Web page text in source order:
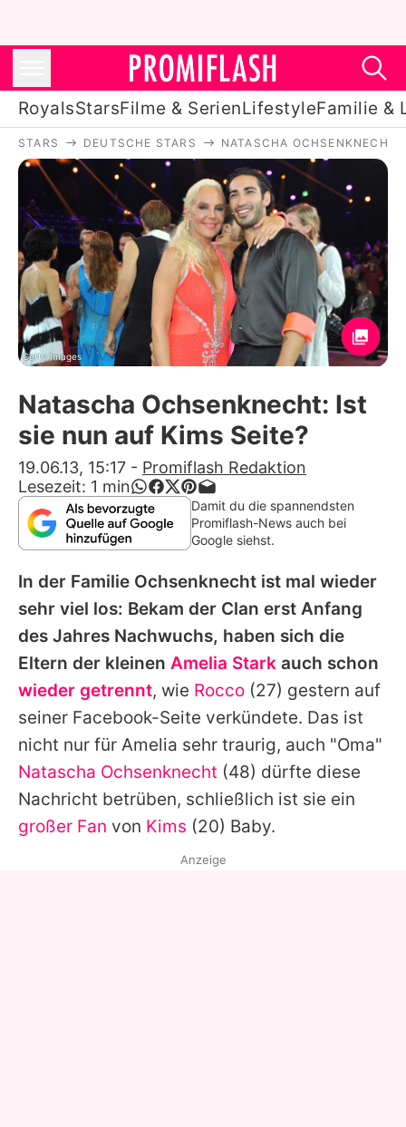
RoyalsStarsFilme & SerienLifestyleFamilie &
Royals
Stars
Filme & Serien
Lifestyle
Familie & Liebe
Promiflash Exklusiv
Alle Themen auf Promiflash
App runterladen
Team
Redaktionelle Richtlinien
Impressum
Datenschutzerklärung
Nutzungsbedingungen
Utiq verwalten
STARS DEUTSCHE STARS NATASCHA OCHSENKNECHT
Getty Images
Natascha Ochsenknecht: Ist
sie nun auf Kims Seite?
19.06.13, 15:17 - Promiflash Redaktion
Lesezeit: 1 min
Damit du die spannendsten
Promiflash-News auch bei
Google siehst.
In der Familie Ochsenknecht ist mal wieder
sehr viel los: Bekam der Clan erst Anfang
des Jahres Nachwuchs, haben sich die
Eltern der kleinen Amelia Stark auch schon
wieder getrennt, wie Rocco (27) gestern auf
seiner Facebook-Seite verkündete. Das ist
nicht nur für Amelia sehr traurig, auch "Oma"
Natascha Ochsenknecht (48) dürfte diese
Nachricht betrüben, schließlich ist sie ein
großer Fan von Kims (20) Baby.
Anzeige